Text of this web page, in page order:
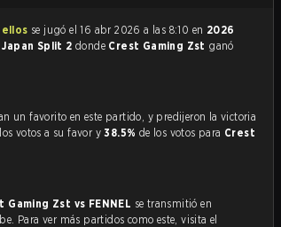
se jugó el 16 abr 2026 a las 8:10 en 2026
Japan Split 2 donde Crest Gaming Zst ganó
votos a su favor y38.5% de los votos para Crest
Gaming Zst vs FENNEL se transmitió en
Para ver más partidos como este, visita el